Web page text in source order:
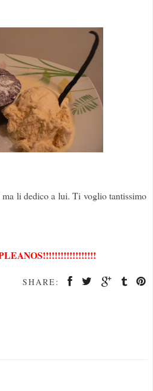
li dedico a lui. Ti voglio tantissimo
SHARE: